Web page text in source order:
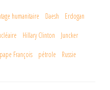
humanitaire Daesh Erdogan
Hillary Clinton Juncker
pape François pétrole Russie